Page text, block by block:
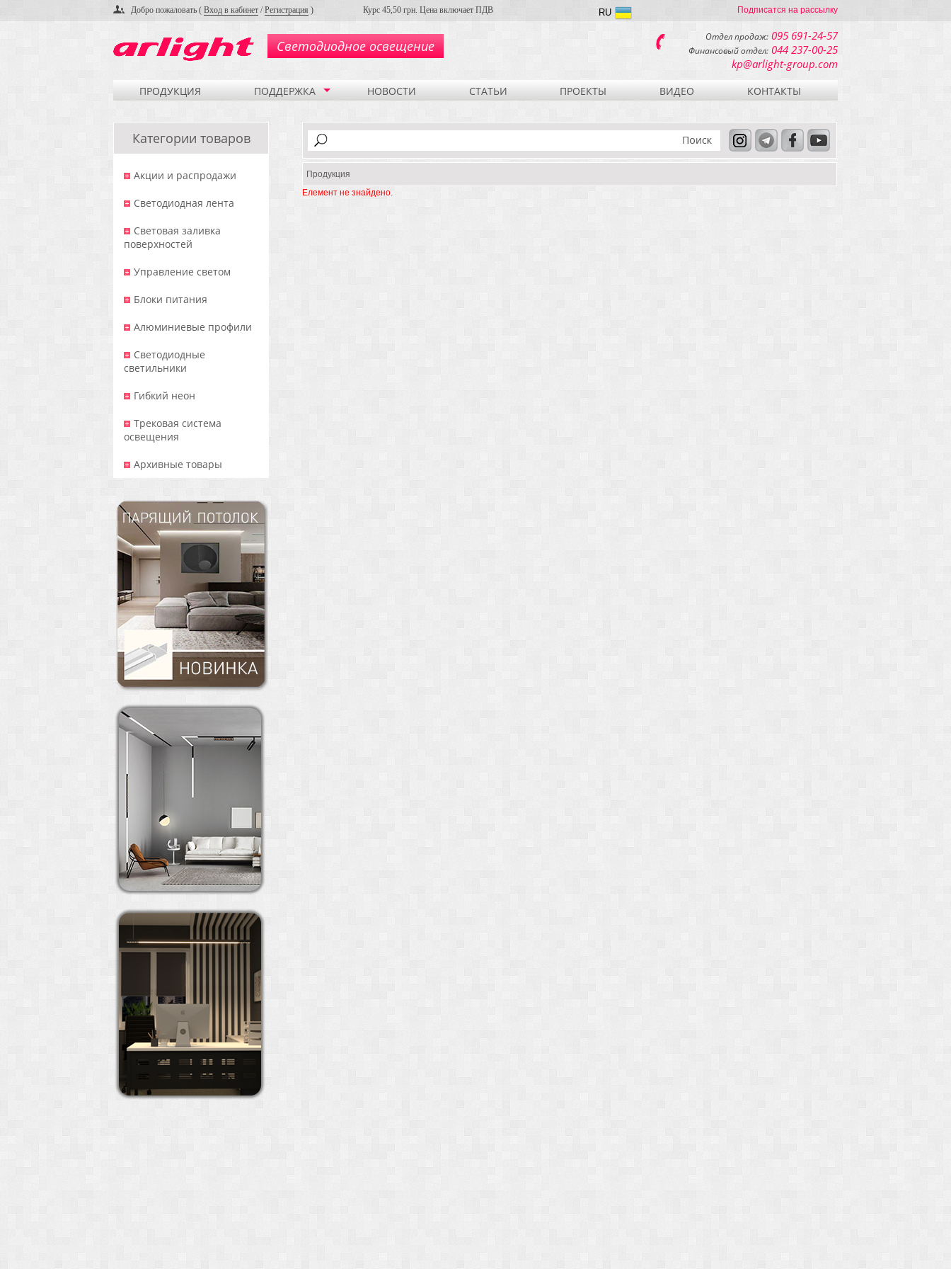
Добро пожаловать ( Вход в кабинет /Регистрация ) Курс 45,50 грн. Цена включает ПДВ Подписатся на рассылку
RU
Светодиодное освещение
Отдел продаж: 095 691-24-57
Финансовый отдел: 044 237-00-25
kp@arlight-group.com
ПРОДУКЦИЯ ПОДДЕРЖКА НОВОСТИ СТАТЬИ ПРОЕКТЫ ВИДЕО КОНТАКТЫ
Категории товаров
Акции и распродажи
Светодиодная лента
Световая заливка
поверхностей
Управление светом
Блоки питания
Алюминиевые профили
Светодиодные
светильники
Гибкий неон
Трековая система
освещения
Архивные товары
Продукция
Елемент не знайдено.